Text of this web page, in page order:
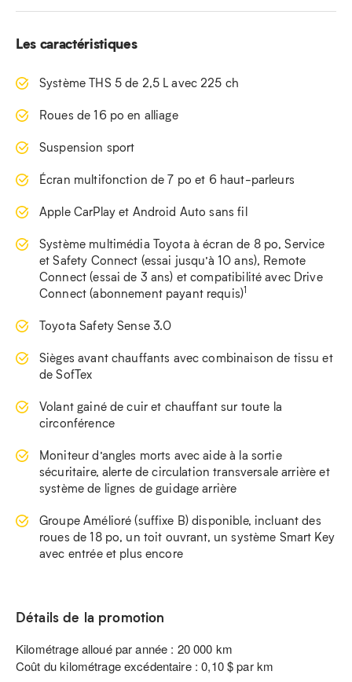
Les caractéristiques
Système THS 5 de 2,5 L avec 225 ch
Roues de 16 po en alliage
Suspension sport
Écran multifonction de 7 po et 6 haut-parleurs
Apple CarPlay et Android Auto sans fil
Système multimédia Toyota à écran de 8 po, Service
et Safety Connect (essai jusqu’à 10 ans), Remote
Connect (essai de 3 ans) et compatibilité avec Drive
Connect (abonnement payant requis)1
Toyota Safety Sense 3.0
Sièges avant chauffants avec combinaison de tissu et
de SofTex
Volant gainé de cuir et chauffant sur toute la
circonférence
Moniteur d’angles morts avec aide à la sortie
sécuritaire, alerte de circulation transversale arrière et
système de lignes de guidage arrière
Groupe Amélioré (suffixe B) disponible, incluant des
roues de 18 po, un toit ouvrant, un système Smart Key
avec entrée et plus encore
Détails de la promotion
Kilométrage alloué par année : 20 000 km
Coût du kilométrage excédentaire : 0,10 $ par km